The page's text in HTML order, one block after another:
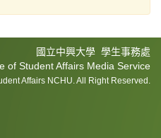
國立中興大學 學生事務處
of Student Affairs Media Service
Affairs NCHU. All Right Reserved.